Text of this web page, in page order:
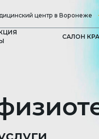
САЛОН
центр в Воронеже